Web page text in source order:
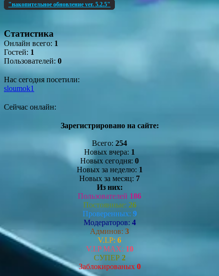
"накопительное обновление ver. 5.2.5"
Статистика
Онлайн всего: 1
Гостей: 1
Пользователей: 0
Нас сегодня посетили:
sloumok1
Сейчас онлайн:
Зарегистрировано на сайте:
Всего: 254
Новых вчера: 1
Новых сегодня: 0
Новых за неделю: 1
Новых за месяц: 7
Из них:
Пользователей 186
Постоянные: 26
Проверенных: 9
Модераторов: 4
Админов: 3
V.I.P: 6
V.I.P MAX: 10
СУПЕР 2
Заблокированых 0